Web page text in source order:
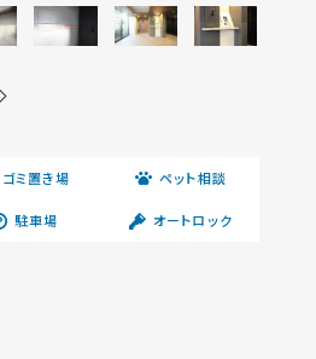
ゴミ置き場 ペット相談
駐車場 オートロック